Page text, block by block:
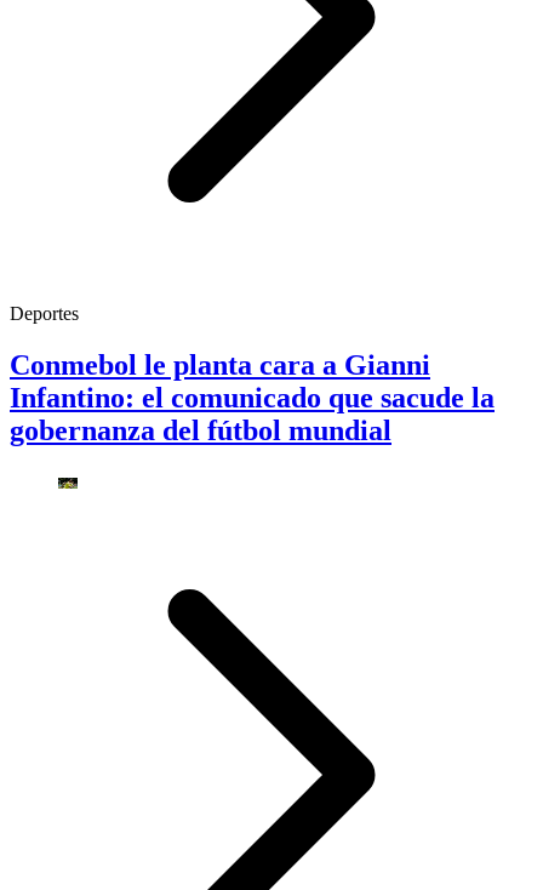
Deportes
Conmebol le planta cara a Gianni
Infantino: el comunicado que sacude la
gobernanza del fútbol mundial